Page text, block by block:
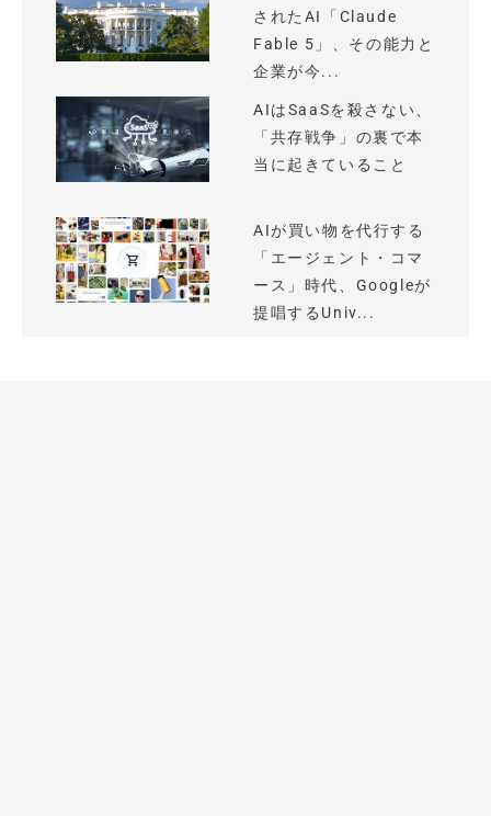
されたAI「Claude
Fable 5」、その能力と
企業が今...
AIはSaaSを殺さない、
「共存戦争」の裏で本
当に起きていること
AIが買い物を代行する
「エージェント・コマ
ース」時代、Googleが
提唱するUniv...